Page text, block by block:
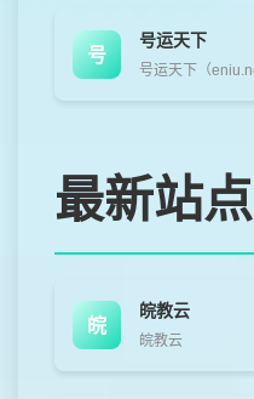
号
号运天下
号运天下（
最新站点
皖
皖教云
皖教云